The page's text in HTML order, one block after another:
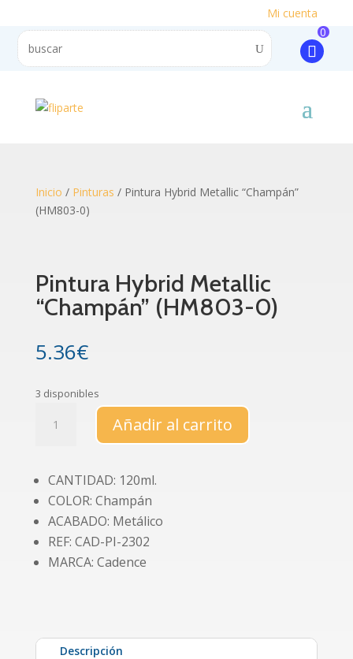
Mi cuenta
0
Inicio / Pinturas / Pintura Hybrid Metallic “Champán”
(HM803-0)
Pintura Hybrid Metallic
“Champán” (HM803-0)
5.36€
3 disponibles
Hybrid
(HM803-
0)
cantidad
Añadir al carrito
CANTIDAD: 120ml.
COLOR: Champán
ACABADO: Metálico
REF: CAD-PI-2302
MARCA: Cadence
Descripción